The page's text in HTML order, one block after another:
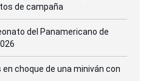
de campaña
del Panamericano de
choque de una miniván con